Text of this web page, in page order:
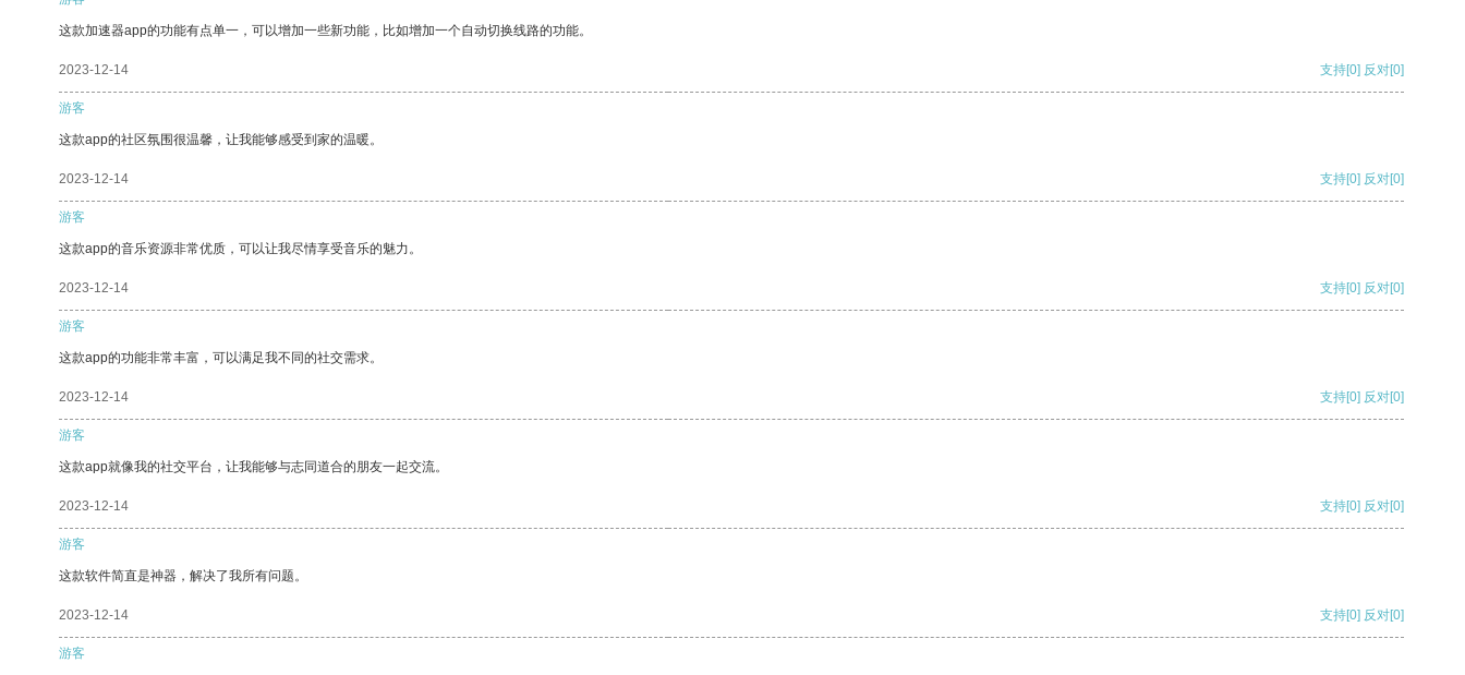
这款加速器app的功能有点单一，可以增加一些新功能，比如增加一个自动切换线路的功能。
2023-12-14 支持[0] 反对[0]
游客
这款app的社区氛围很温馨，让我能够感受到家的温暖。
2023-12-14 支持[0] 反对[0]
游客
这款app的音乐资源非常优质，可以让我尽情享受音乐的魅力。
2023-12-14 支持[0] 反对[0]
游客
这款app的功能非常丰富，可以满足我不同的社交需求。
2023-12-14 支持[0] 反对[0]
游客
这款app就像我的社交平台，让我能够与志同道合的朋友一起交流。
2023-12-14 支持[0] 反对[0]
游客
这款软件简直是神器，解决了我所有问题。
2023-12-14 支持[0] 反对[0]
游客